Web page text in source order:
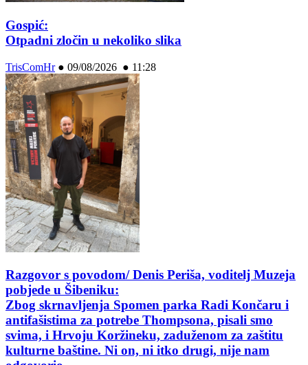
Gospić:
Otpadni zločin u nekoliko slika
TrisComHr● 09/08/2026 ● 11:28
Razgovor s povodom/ Denis Periša, voditelj Muzeja
pobjede u Šibeniku:
Zbog skrnavljenja Spomen parka Radi Končaru i
antifašistima za potrebe Thompsona, pisali smo
svima, i Hrvoju Koržineku, zaduženom za zaštitu
kulturne baštine. Ni on, ni itko drugi, nije nam